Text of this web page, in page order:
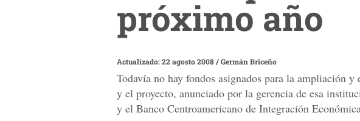
próximo año
Actualizado: 22 agosto 2008/Germán Briceño
Todavía no hay fondos asignados para la ampliación
y el proyecto, anunciado por la gerencia de esa
y el Banco Centroamericano de Integración